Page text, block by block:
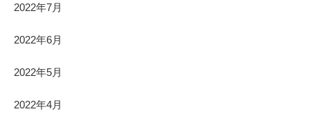
2022年7月
2022年6月
2022年5月
2022年4月